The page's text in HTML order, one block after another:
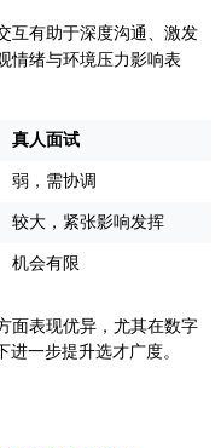
互有助于深度沟通、激发
情绪与环境压力影响表
真人面试
弱，需协调
较大，紧张影响发挥
机会有限
面表现优异，尤其在数字
一步提升选才广度。